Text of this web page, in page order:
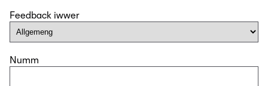
Feedback iwwer
Numm